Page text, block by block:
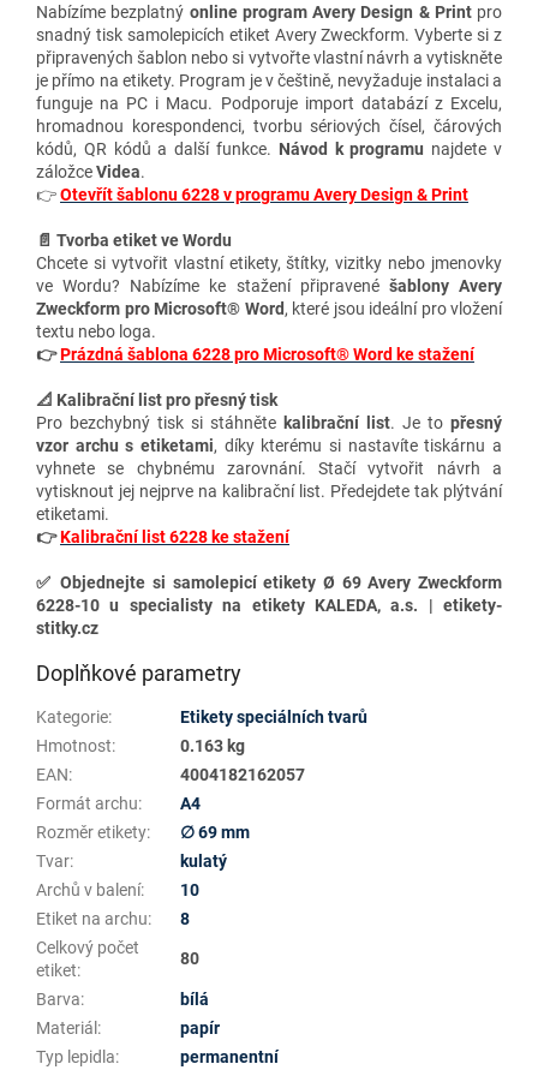
Nabízíme bezplatný online program Avery Design & Print pro
snadný tisk samolepicích etiket Avery Zweckform. Vyberte si z
připravených šablon nebo si vytvořte vlastní návrh a vytiskněte
je přímo na etikety. Program je v češtině, nevyžaduje instalaci a
funguje na PC i Macu. Podporuje import databází z Excelu,
hromadnou korespondenci, tvorbu sériových čísel, čárových
kódů, QR kódů a další funkce. Návod k programu najdete v
záložceVidea.
👉Otevřít šablonu 6228 v programu Avery Design & Print
📄 Tvorba etiket ve Wordu
Chcete si vytvořit vlastní etikety, štítky, vizitky nebo jmenovky
ve Wordu? Nabízíme ke stažení připravené šablony Avery
Zweckform pro Microsoft® Word, které jsou ideální pro vložení
textu nebo loga.
👉Prázdná šablona 6228 pro Microsoft® Word ke stažení
📐 Kalibrační list pro přesný tisk
Pro bezchybný tisk si stáhněte kalibrační list. Je to přesný
vzor archu s etiketami, díky kterému si nastavíte tiskárnu a
vyhnete se chybnému zarovnání. Stačí vytvořit návrh a
vytisknout jej nejprve na kalibrační list. Předejdete tak plýtvání
etiketami.
👉Kalibrační list 6228 ke stažení
✅Objednejte si samolepicí etikety Ø 69 Avery Zweckform
6228-10 u specialisty na etikety KALEDA, a.s. | etikety-
stitky.cz
Doplňkové parametry
Kategorie:
Etikety speciálních tvarů
Hmotnost:
0.163 kg
EAN:
4004182162057
Formát archu:
A4
Rozměr etikety:
∅ 69 mm
Tvar:
kulatý
Archů v balení:
10
Etiket na archu:
8
Celkový počet
etiket:
80
Barva:
bílá
Materiál :
papír
Typ lepidla:
permanentní